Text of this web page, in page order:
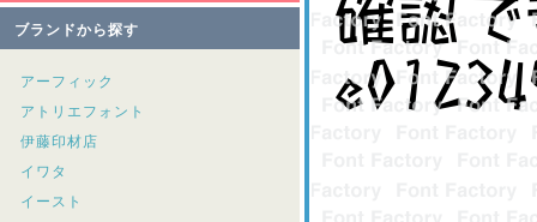
ブランドから探す
アーフィック
アトリエフォント
伊藤印材店
イワタ
イースト